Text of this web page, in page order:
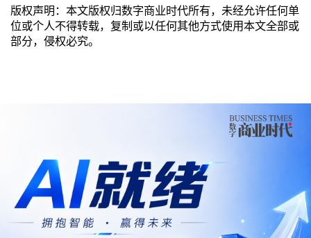
版权声明：本文版权归数字商业时代所有，未经允许任何单
位或个人不得转载，复制或以任何其他方式使用本文全部或
部分，侵权必究。